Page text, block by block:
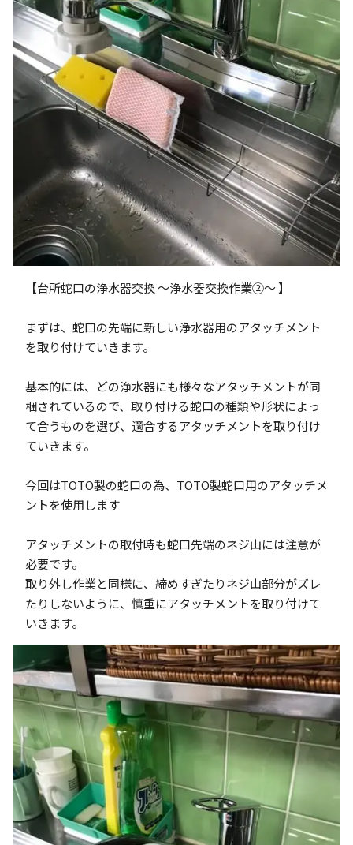
【台所蛇口の浄水器交換 ～浄水器交換作業②～ 】
まずは、蛇口の先端に新しい浄水器用のアタッチメント
を取り付けていきます。
基本的には、どの浄水器にも様々なアタッチメントが同
梱されているので、取り付ける蛇口の種類や形状によっ
て合うものを選び、適合するアタッチメントを取り付け
ていきます。
今回はTOTO製の蛇口の為、TOTO製蛇口用のアタッチメ
ントを使用します
アタッチメントの取付時も蛇口先端のネジ山には注意が
必要です。
取り外し作業と同様に、締めすぎたりネジ山部分がズレ
たりしないように、慎重にアタッチメントを取り付けて
いきます。